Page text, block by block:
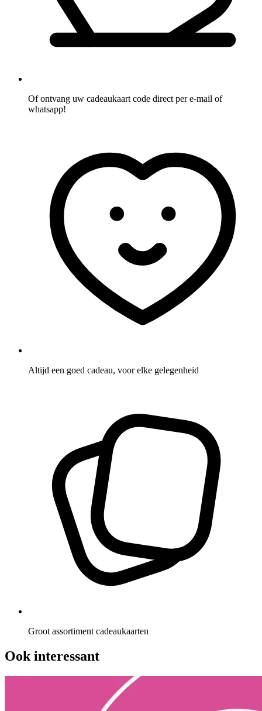
Of ontvang uw cadeaukaart code direct per e-mail of
whatsapp!
Altijd een goed cadeau, voor elke gelegenheid
Groot assortiment cadeaukaarten
Ook interessant